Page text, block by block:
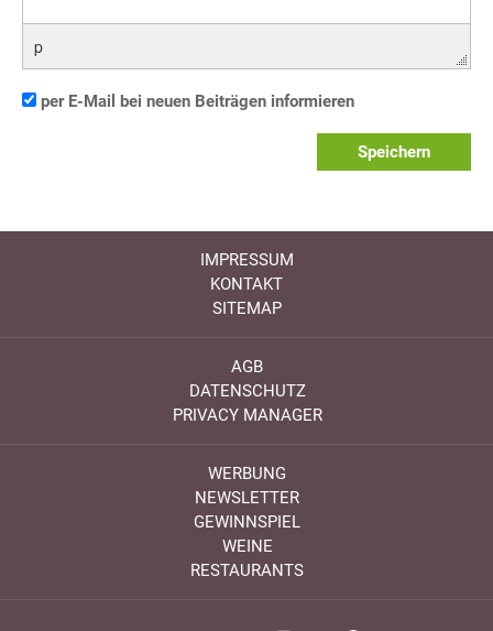
p
per E-Mail bei neuen Beiträgen informieren
Speichern
IMPRESSUM
KONTAKT
SITEMAP
AGB
DATENSCHUTZ
PRIVACY MANAGER
WERBUNG
NEWSLETTER
GEWINNSPIEL
WEINE
RESTAURANTS